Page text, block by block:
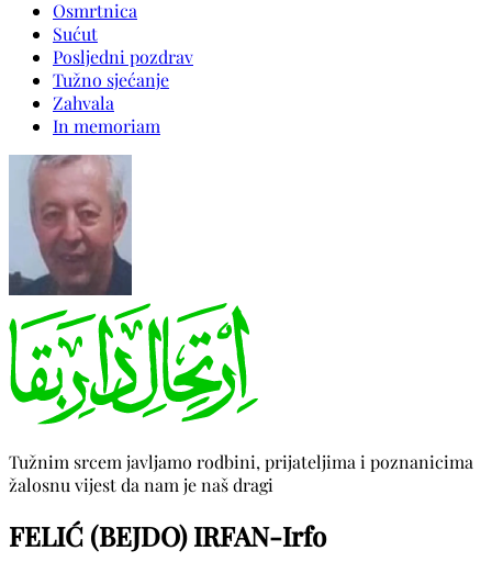
Osmrtnica
Sućut
Posljedni pozdrav
Tužno sjećanje
Zahvala
In memoriam
Tužnim srcem javljamo rodbini, prijateljima i poznanicima
žalosnu vijest da nam je naš dragi
FELIĆ (BEJDO) IRFAN-Irfo